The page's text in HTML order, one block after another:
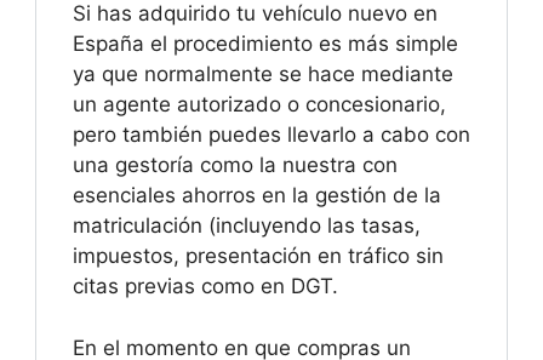
Si has adquirido tu vehículo nuevo en
España el procedimiento es más simple
ya que normalmente se hace mediante
un agente autorizado o concesionario,
pero también puedes llevarlo a cabo con
una gestoría como la nuestra con
esenciales ahorros en la gestión de la
matriculación (incluyendo las tasas,
impuestos, presentación en tráfico sin
citas previas como en DGT.
En el momento en que compras un